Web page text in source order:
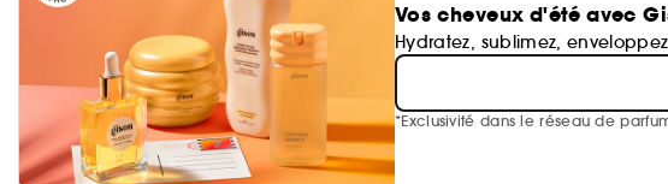
Vos cheveux d'été avec
Hydratez, sublimez,
*Exclusivité dans le réseau de